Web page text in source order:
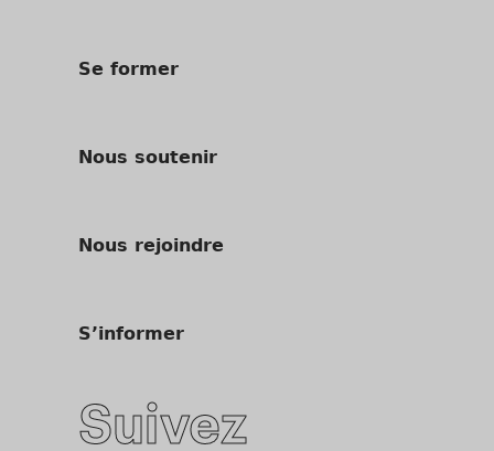
Se former
Nous soutenir
Nous rejoindre
S’informer
Suivez